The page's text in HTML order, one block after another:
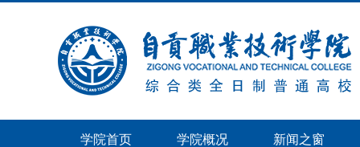
学院首页 学院概况 新闻之窗